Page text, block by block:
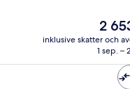
Priset
är
2 653
2
inklusive skatter och
1 sep. –